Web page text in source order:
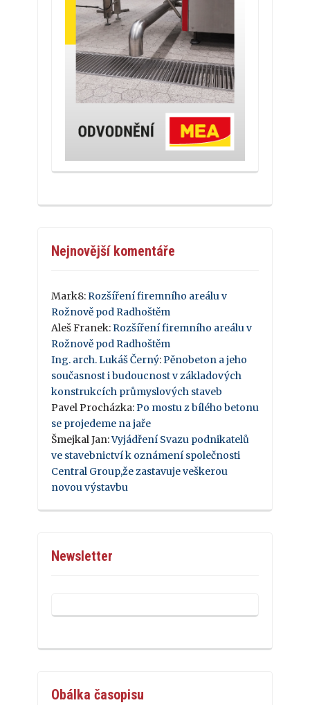
Nejnovější komentáře
Mark8: Rozšíření firemního areálu v
Rožnově pod Radhoštěm
Aleš Franek: Rozšíření firemního areálu v
Rožnově pod Radhoštěm
Ing. arch. Lukáš Černý: Pěnobeton a jeho
současnost i budoucnost v základových
konstrukcích průmyslových staveb
Pavel Procházka: Po mostu z bílého betonu
se projedeme na jaře
Šmejkal Jan:Vyjádření Svazu podnikatelů
ve stavebnictví k oznámení společnosti
Central Group,že zastavuje veškerou
novou výstavbu
Newsletter
Obálka časopisu